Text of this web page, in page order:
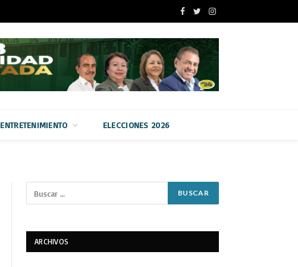
Facebook
TwitterInstagram
ENTRETENIMIENTO ELECCIONES 2026
ARCHIVOS